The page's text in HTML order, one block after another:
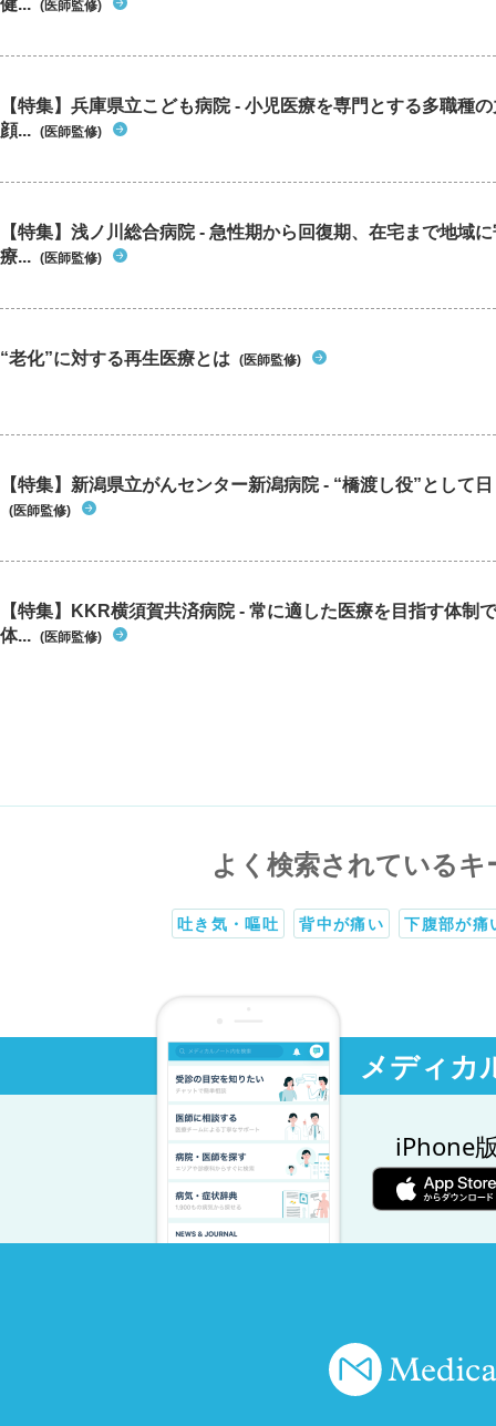
健... (医師監修)
【特集】兵庫県立こども病院 - 小児医療を専門とする多職種
顔... (医師監修)
【特集】浅ノ川総合病院 - 急性期から回復期、在宅まで地域
療... (医師監修)
“老化”に対する再生医療とは (医師監修)
【特集】新潟県立がんセンター新潟病院 - “橋渡し役”として
(医師監修)
【特集】KKR横須賀共済病院 - 常に適した医療を目指す体制
体... (医師監修)
よく検索されているキ
吐き気・嘔吐 背中が痛い 下腹部が痛
メディカ
iPhone